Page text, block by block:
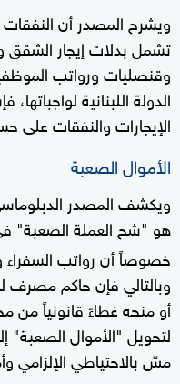
ويشرح المصدر أن النفقات
تشمل بدلات إيجار الشقق
وقنصليات ورواتب
الدولة اللبنانية
الإيجارات والنفقات على
الأموال الصعبة
ويكشف المصدر
هو "شح العملة الصعبة"
خصوصاً أن رواتب السفراء
وبالتالي فإن حاكم مصرف
أو منحه غطاءً قانونياً من
لتحويل "الأموال الصعبة"
مسّ بالاحتياطي الإلزامي